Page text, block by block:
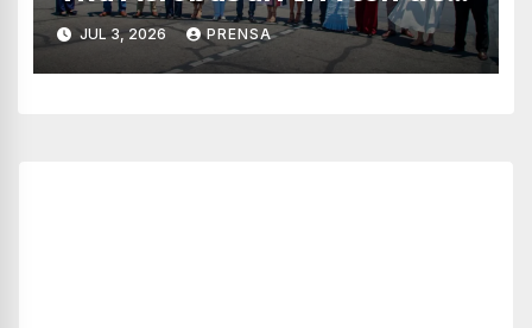
vuelos semanales
JUL 3, 2026 PRENSA